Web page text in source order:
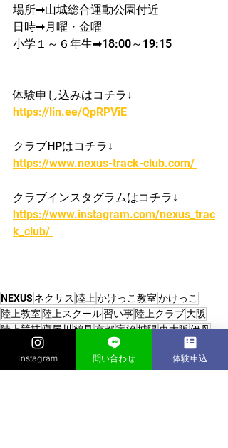
場所➡山城総合運動公園付近
日時➡月曜・金曜
​小学１～６年生➡18:00～19:15
体験申し込みはコチラ↓
https://lin.ee/QpRPViE
クラブHPはコチラ↓
https://www.nexus-track-club.com/
クラブインスタグラムはコチラ↓
https://www.instagram.com/nexus_trac
k_club/
NEXUS ネクサス 陸上かけっこ教室かけっこ
陸上教室 陸上スクール習い事陸上クラブ大阪
陸上競技寝屋川鶴見京都宇治城陽東大阪伊丹
かけっこクラブ/陸上クラブ
Instagram 問い合わせ 体験申込